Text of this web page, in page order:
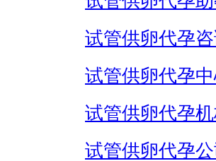
试管供卵代孕
试管供卵代孕
试管供卵代孕
试管供卵代孕公